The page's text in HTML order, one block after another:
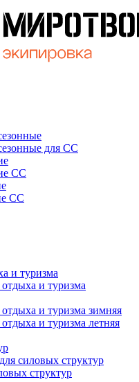
для СС
СС
СС
и туризма
и туризма
и туризма зимняя
и туризма летняя
силовых структур
структур